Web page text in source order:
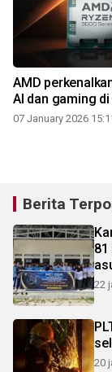
AMD
AI dan gaming di
07 January 2026
Berita
81
22
20